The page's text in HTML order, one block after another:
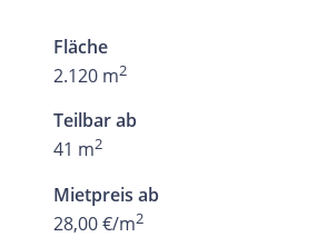
Fläche
2.120 m2
Teilbar ab
41 m2
Mietpreis ab
28,00 €/m2